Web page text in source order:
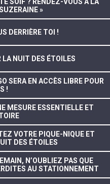
»
CANDY, ON EST TOUS DERRIÈRE TOI !
LA NUIT DES ÉTOILES
SERA EN ACCÈS LIBRE POUR
!
MESURE ESSENTIELLE ET
VOTRE PIQUE-NIQUE ET
DES ÉTOILES
N’OUBLIEZ PAS QUE
AU STATIONNEMENT